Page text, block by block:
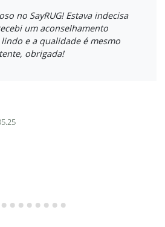
no SayRUG! Estava indecisa
um aconselhamento
e a qualidade é mesmo
obrigada!